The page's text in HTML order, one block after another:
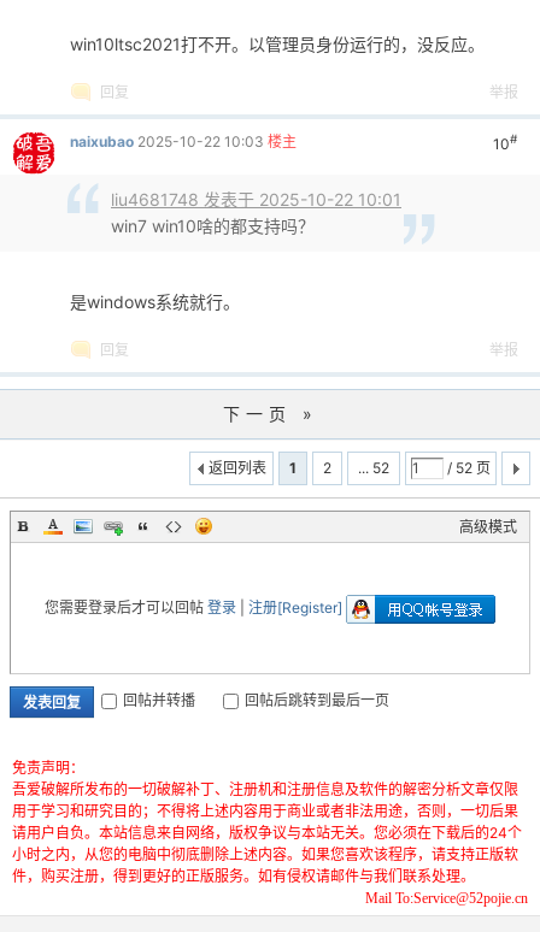
win10ltsc2021打不开。以管理员身份运行的，没反应。
回复 举报
10#
naixubao 2025-10-22 10:03 楼主
liu4681748 发表于 2025-10-22 10:01
win7 win10啥的都支持吗？
是windows系统就行。
回复 举报
下一页 »
1 2 ... 52 / 52 页
返回列表
高级模式
您需要登录后才可以回帖 登录 注册[Register]
发表回复 回帖并转播 回帖后跳转到最后一页
免责声明：
吾爱破解所发布的一切破解补丁、注册机和注册信息及软件的解密分析文章仅限
用于学习和研究目的；不得将上述内容用于商业或者非法用途，否则，一切后果
请用户自负。本站信息来自网络，版权争议与本站无关。您必须在下载后的24个
小时之内，从您的电脑中彻底删除上述内容。如果您喜欢该程序，请支持正版软
件，购买注册，得到更好的正版服务。如有侵权请邮件与我们联系处理。
Mail To:Service@52pojie.cn